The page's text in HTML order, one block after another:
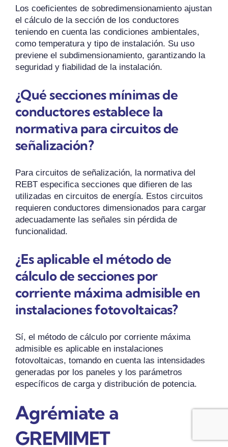
Los coeficientes de sobredimensionamiento ajustan
el cálculo de la sección de los conductores
teniendo en cuenta las condiciones ambientales,
como temperatura y tipo de instalación. Su uso
previene el subdimensionamiento, garantizando la
seguridad y fiabilidad de la instalación.
¿Qué secciones mínimas de
conductores establece la
normativa para circuitos de
señalización?
Para circuitos de señalización, la normativa del
REBT especifica secciones que difieren de las
utilizadas en circuitos de energía. Estos circuitos
requieren conductores dimensionados para cargar
adecuadamente las señales sin pérdida de
funcionalidad.
¿Es aplicable el método de
cálculo de secciones por
corriente máxima admisible en
instalaciones fotovoltaicas?
Sí, el método de cálculo por corriente máxima
admisible es aplicable en instalaciones
fotovoltaicas, tomando en cuenta las intensidades
generadas por los paneles y los parámetros
específicos de carga y distribución de potencia.
Agrémiate a
GREMIMET